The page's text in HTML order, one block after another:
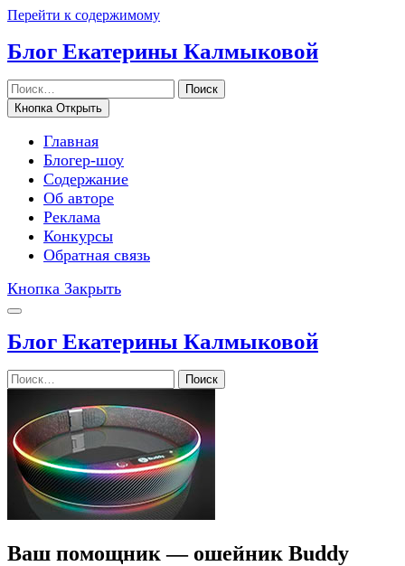
Перейти к содержимому
Блог Екатерины Калмыковой
Поиск
Кнопка Открыть
Главная
Блогер-шоу
Содержание
Об авторе
Реклама
Конкурсы
Обратная связь
Кнопка Закрыть
Блог Екатерины Калмыковой
Поиск
Ваш помощник — ошейник Buddy